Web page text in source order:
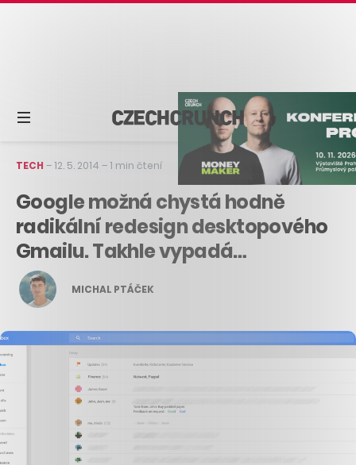
TECH –12. 5. 2014 –1 min čtení
Google možná chystá hodně
radikální redesign desktopového
Gmailu. Takhle vypadá…
MICHAL PTÁČEK